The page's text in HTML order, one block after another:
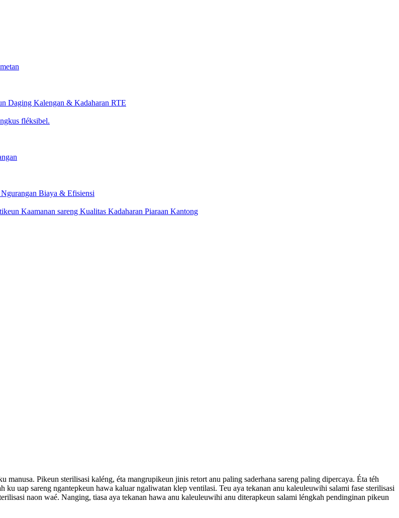
Pikeun sterilisasi kaléng, éta mangrupikeun jinis retort anu paling saderhana sareng paling dipercaya. Éta téh
uap sareng ngantepkeun hawa kaluar ngaliwatan klep ventilasi. Teu aya tekanan anu kaleuleuwihi salami fase sterilisasi
naon waé. Nanging, tiasa aya tekanan hawa anu kaleuleuwihi anu diterapkeun salami léngkah pendinginan pikeun